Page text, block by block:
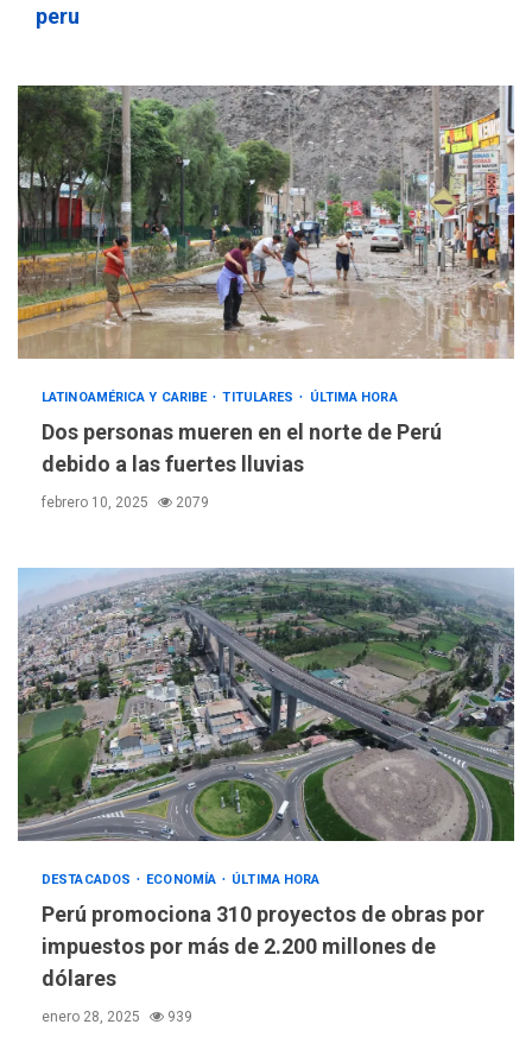
peru
LATINOAMÉRICA Y CARIBE TITULARES ÚLTIMA HORA
Dos personas mueren en el norte de Perú
debido a las fuertes lluvias
febrero 10, 2025 2079
DESTACADOS ECONOMÍA ÚLTIMA HORA
Perú promociona 310 proyectos de obras por
impuestos por más de 2.200 millones de
dólares
enero 28, 2025 939